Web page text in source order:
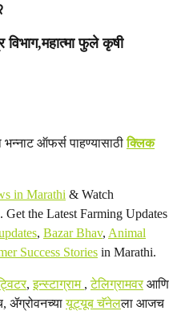
फुले कृषी
भन्नाट ऑफर्स पाहण्यासाठीक्लिक
in Marathi & Watch
Get the Latest Farming Updates
, Bazar Bhav, Animal
Success Stories in Marathi.
,इन्स्टाग्राम ,टेलिग्रामवरआणि
ॲग्रोवनच्यायूट्यूब चॅनेलला आजच